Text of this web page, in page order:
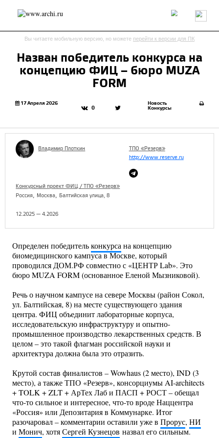
Россия Мир Технологии Интерьер Пресса
Архитекторы
send.project Анонсы конкурсов
Блог
Исследование
Обзор
Объект
Результаты конкурса
Дизайн
Иностранцы в России
Интерьер
Книги
Эко
Вы читаете мобильную версию, но можете перейти к версии для ПК
Назван победитель конкурса на
концепцию ФИЦ – бюро MUZA
FORM
17 Апреля 2026
0
Новость
Конкурсы
Владимир Плоткин
ТПО «Резерв»
http://www.reserve.ru
Конкурсный проект ФИЦ / ТПО «Резерв»
Россия, Москва, Балтийская улица, 8
12.2025 — 4.2026
Определен победительконкурсана концепцию
биомедицинского кампуса в Москве, который
проводился ДОМ.РФ совместно с «ЦЕНТР Lab». Это
бюро MUZA FORM (основанное Еленой Мызниковой).
Речь о научном кампусе на севере Москвы (район Сокол,
ул. Балтийская, 8) на месте существующего здания
центра. ФИЦ объединит лабораторные корпуса,
исследовательскую инфраструктуру и опытно-
промышленное производство лекарственных средств. В
целом – это такой флагман российской науки и
архитектура должна была это отразить.
Крутой состав финалистов – Wowhaus (2 место), IND (3
место), а также ТПО «Резерв», консорциумы AI-architects
+ TOLK + ZLT + АрТех Лаб и ПАСП + РОСТ – обещал
что-то сильное и интересное, что-то вроде Наццентра
«Россия» или Депозитария в Коммунарке. Итог
разочаровал – комментарии оставили уже в Прорус, НИ
и Монич, хотяСергей Кузнецов назвал его сильным.